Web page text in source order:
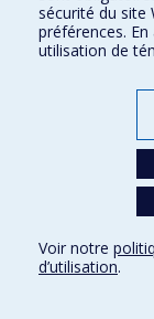
Montréal (Québec)
Conditions
Paramètres des
sécurité du site
préférences.
utilisation de
Voir notre
d’utilisation.